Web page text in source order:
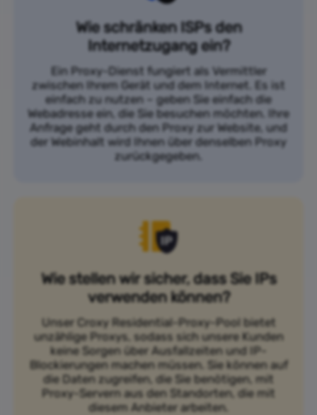
Wie schränken ISPs den
Internetzugang ein?
Ein Proxy-Dienst fungiert als Vermittler
zwischen Ihrem Gerät und dem Internet. Es ist
einfach zu nutzen – geben Sie einfach die
Webadresse ein, die Sie besuchen möchten. Ihre
Anfrage geht durch den Proxy zur Website, und
der Webinhalt wird Ihnen über denselben Proxy
zurückgegeben.
Wie stellen wir sicher, dass Sie IPs
verwenden können?
Unser Croxy Residential-Proxy-Pool bietet
unzählige Proxys, sodass sich unsere Kunden
keine Sorgen über Ausfallzeiten und IP-
Blockierungen machen müssen. Sie können auf
die Daten zugreifen, die Sie benötigen, mit
Proxy-Servern aus den Standorten, die mit
diesem Anbieter arbeiten.